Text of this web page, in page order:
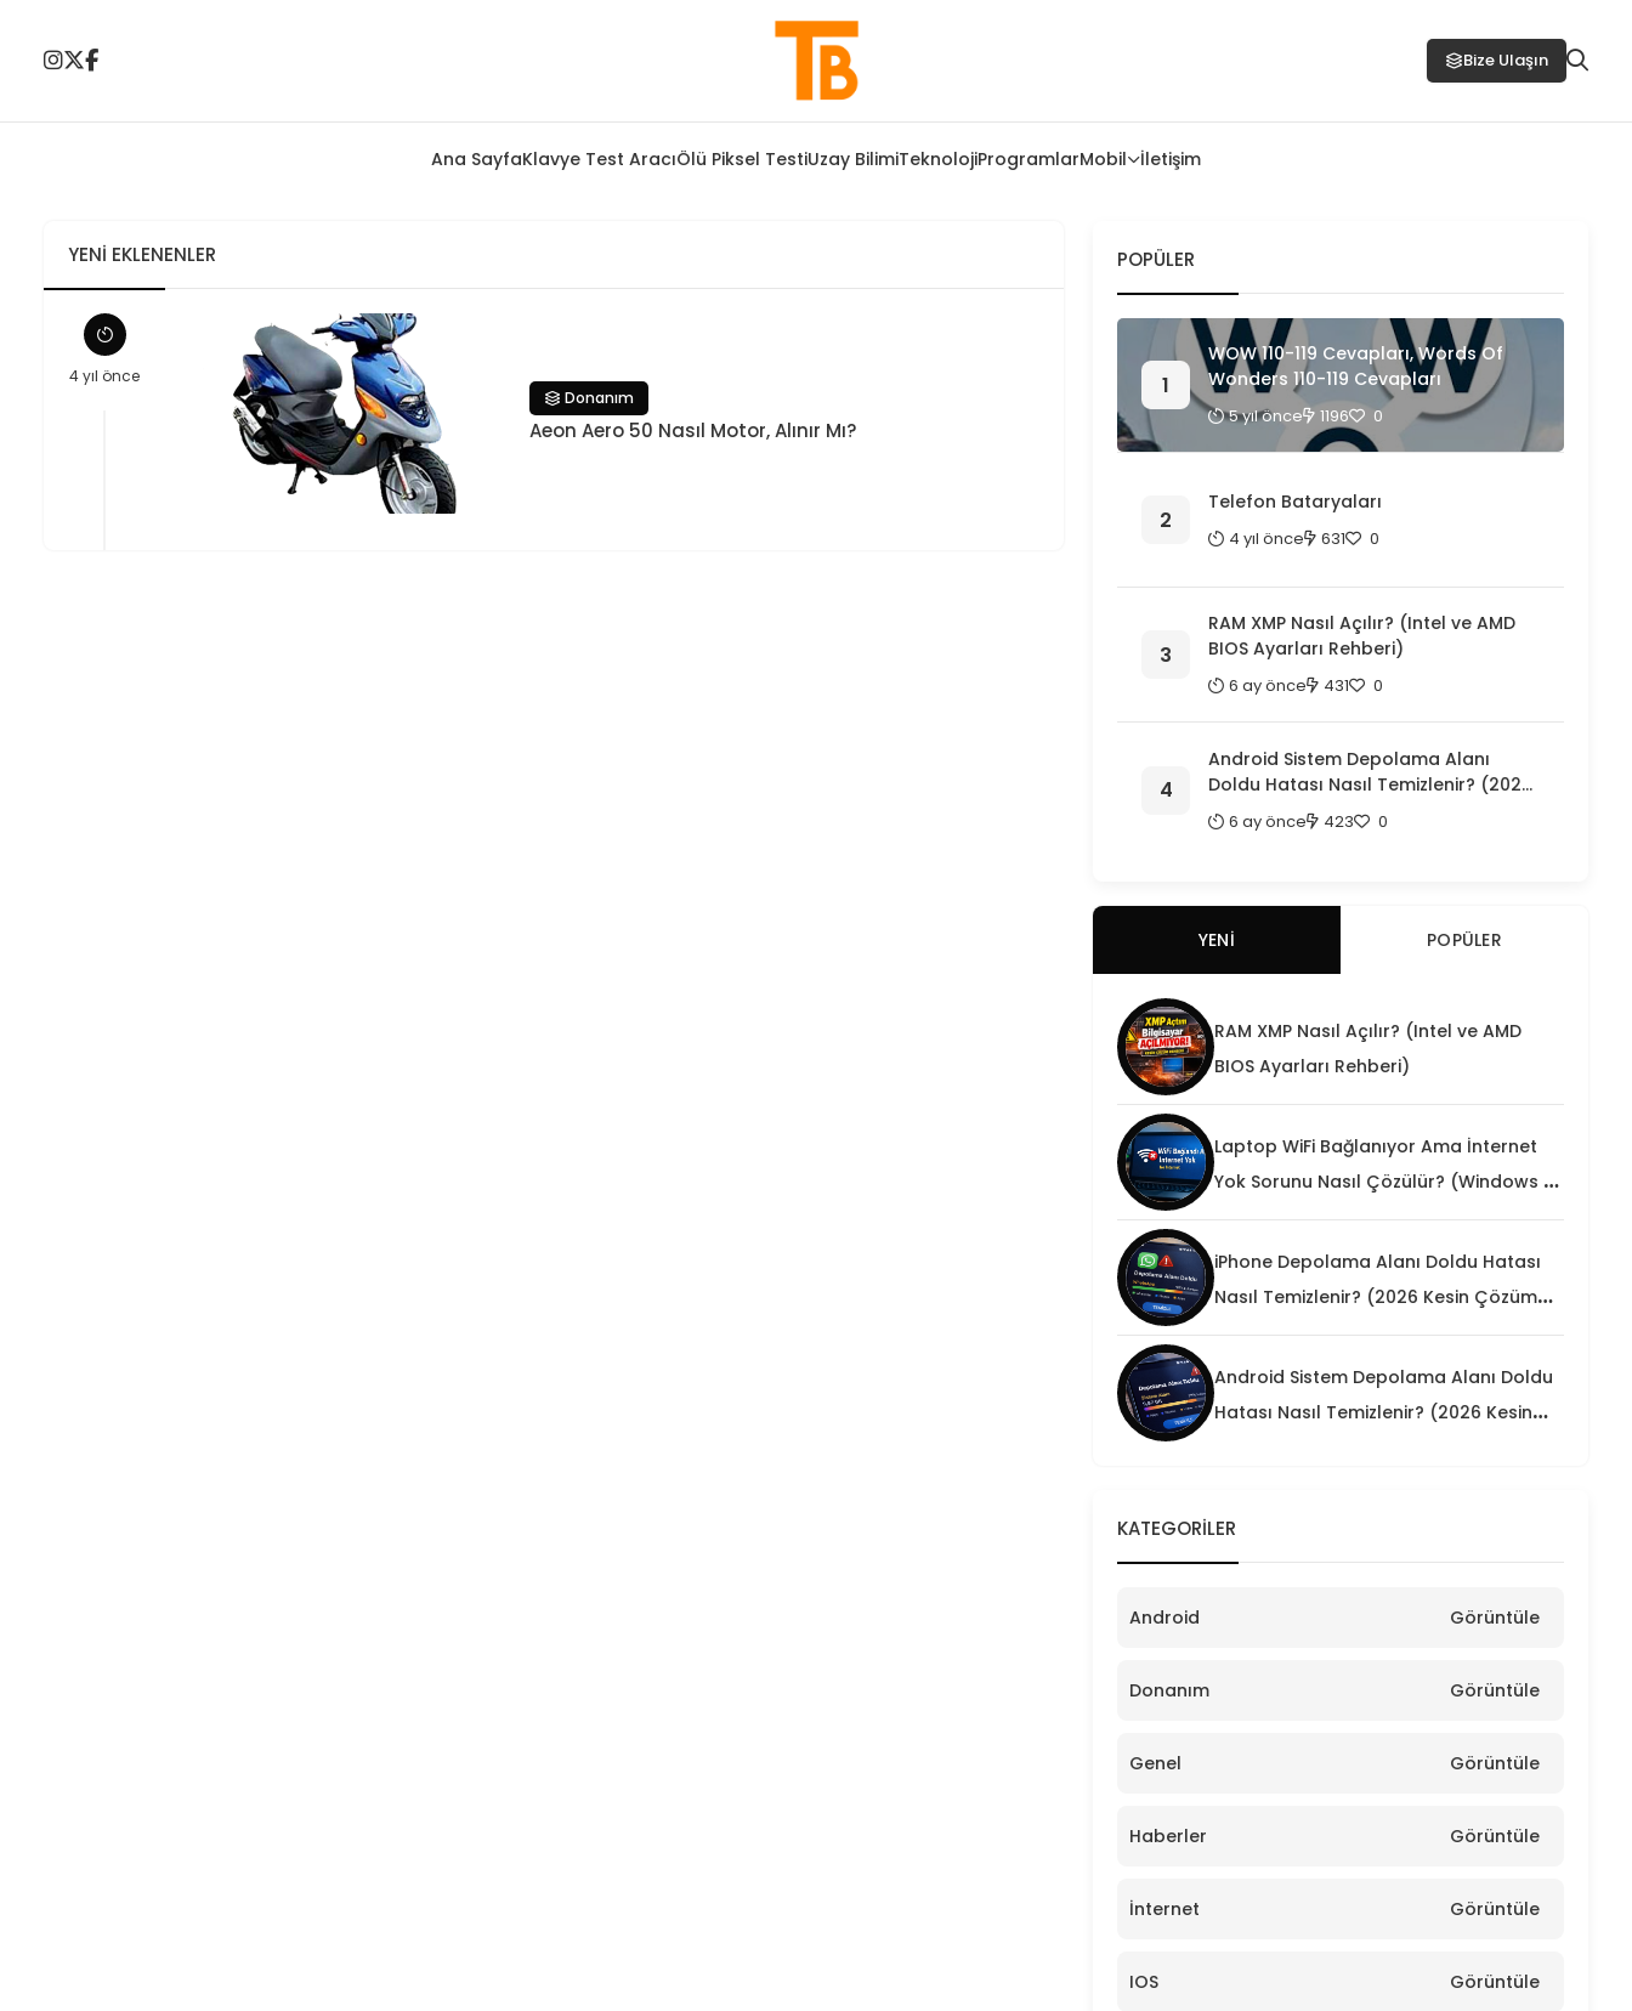
Bize Ulaşın
Ana SayfaKlavye Test AracıÖlü Piksel TestiUzay BilimiTeknolojiProgramlarMobil İletişim
YENI EKLENENLER
4 yıl önce
Donanım
Aeon Aero 50 Nasıl Motor, Alınır Mı?
POPÜLER
WOW 110-119 Cevapları, Words Of
Wonders 110-119 Cevapları
5 yıl önce 1196 0
Telefon Bataryaları
4 yıl önce 631 0
RAM XMP Nasıl Açılır? (Intel ve AMD
BIOS Ayarları Rehberi)
6 ay önce 431 0
Android Sistem Depolama Alanı
Doldu Hatası Nasıl Temizlenir? (2026
Kesin Çözüm)
6 ay önce 423 0
YENI POPÜLER
RAM XMP Nasıl Açılır? (Intel ve AMD
BIOS Ayarları Rehberi)
Laptop WiFi Bağlanıyor Ama İnternet
Yok Sorunu Nasıl Çözülür? (Windows 10
/ 11 Kesin Teknik Rehber)
iPhone Depolama Alanı Doldu Hatası
Nasıl Temizlenir? (2026 Kesin Çözüm
Rehberi)
Android Sistem Depolama Alanı Doldu
Hatası Nasıl Temizlenir? (2026 Kesin
KATEGORILER
Android Görüntüle
Donanım Görüntüle
Genel Görüntüle
Haberler Görüntüle
İnternet Görüntüle
IOS Görüntüle